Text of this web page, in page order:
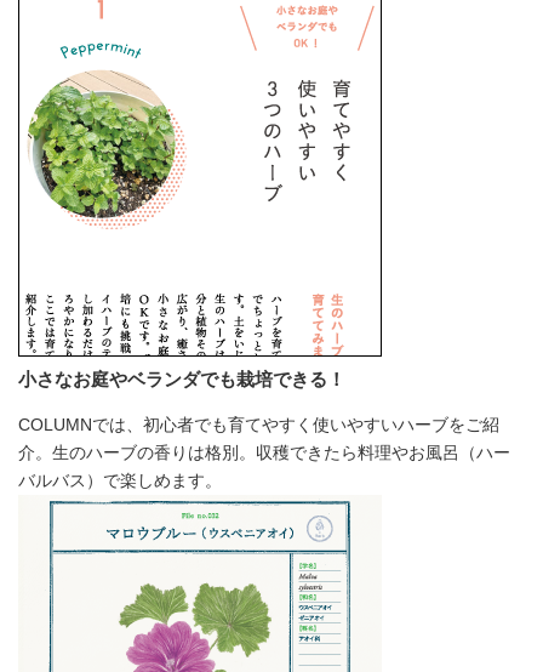
小さなお庭やベランダでも栽培できる！
COLUMNでは、初心者でも育てやすく使いやすいハーブをご紹
介。生のハーブの香りは格別。収穫できたら料理やお風呂（ハー
バルバス）で楽しめます。